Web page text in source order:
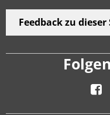
Feedback zu dieser